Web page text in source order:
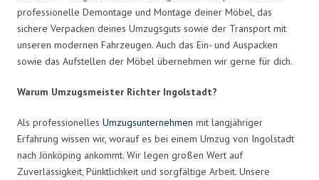
professionelle Demontage und Montage deiner Möbel, das
sichere Verpacken deines Umzugsguts sowie der Transport mit
unseren modernen Fahrzeugen. Auch das Ein- und Auspacken
sowie das Aufstellen der Möbel übernehmen wir gerne für dich.
Warum Umzugsmeister Richter Ingolstadt?
Als professionelles Umzugsunternehmen mit langjähriger
Erfahrung wissen wir, worauf es bei einem Umzug von Ingolstadt
nach Jönköping ankommt. Wir legen großen Wert auf
Zuverlässigkeit, Pünktlichkeit und sorgfältige Arbeit. Unsere